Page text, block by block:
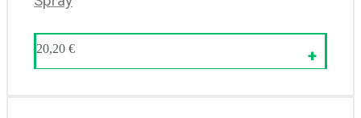
20,20 €